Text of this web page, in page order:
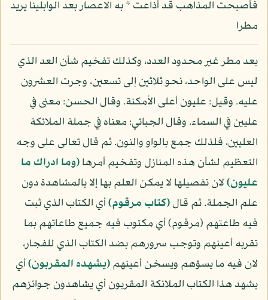
فأصبحت المذاهب قد أذاعت * به الاعصار بعد الوابلينا يريد
مطرا
بعد مطر غير محدود العدد، وكذلك تفخيم شأن العد الذي
ليس على الواحد، نحو ثلاثين إلى تسعين، وجرت العشرون
عليه. وقيل: عليون أعلى الأمكنة. وقال الحسن: معنى في
عليين في السماء. وقال الجبائي: معناه في جملة الملائكة
العليين، فلذلك جمع بالواو والنون. ثم قال تعالى على وجه
التعظيم لشأن هذه المنازل وتفخيم أمرها(وما ادراك ما
عليون)لان تفصيلها لا يمكن العلم بها إلا بالمشاهدة دون
علم الجملة. ثم قال(كتاب مرقوم)أي الكتاب الذي ثبت
فيه طاعتهم (مرقوم) أي مكتوب فيه جميع طاعاتهم بما
تقربه أعينهم وتوجب سرورهم بضد الكتاب الذي للفجار،
لان فيه ما يسؤهم ويسخن أعينهم(يشهده المقربون)أي
يشهد هذا الكتاب الملائكة المقربون أي يشاهدون جوائزهم